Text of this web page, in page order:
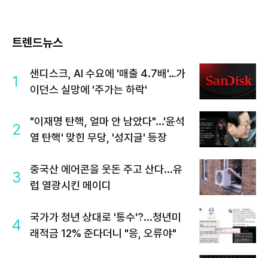
트렌드뉴스
1
샌디스크, AI 수요에 '매출 4.7배'…가
이던스 실망에 '주가는 하락'
2
"이재명 탄핵, 얼마 안 남았다"...'윤석
열 탄핵' 맞힌 무당, '성지글' 등장
3
중국산 에어콘을 웃돈 주고 산다...유
럽 열광시킨 메이디
4
국가가 청년 상대로 '통수'?...청년미
래적금 12% 준다더니 "응, 오류야"